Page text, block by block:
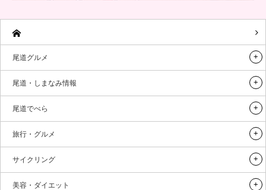
尾道グルメ
尾道・しまなみ情報
尾道でべら
旅行・グルメ
サイクリング
美容・ダイエット